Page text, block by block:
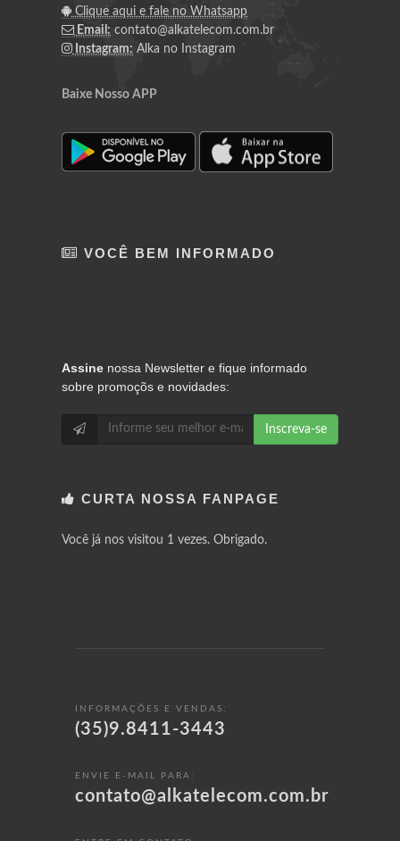
Clique aqui e fale no Whatsapp
Email: contato@alkatelecom.com.br
Instagram: Alka no Instagram
Baixe Nosso APP
VOCÊ BEM INFORMADO
Assine nossa Newsletter e fique informado
sobre promoçõs e novidades:
Inscreva-se
CURTA NOSSA FANPAGE
Você já nos visitou 1 vezes. Obrigado.
INFORMAÇÕES E VENDAS:
(35)9.8411-3443
ENVIE E-MAIL PARA:
contato@alkatelecom.com.br